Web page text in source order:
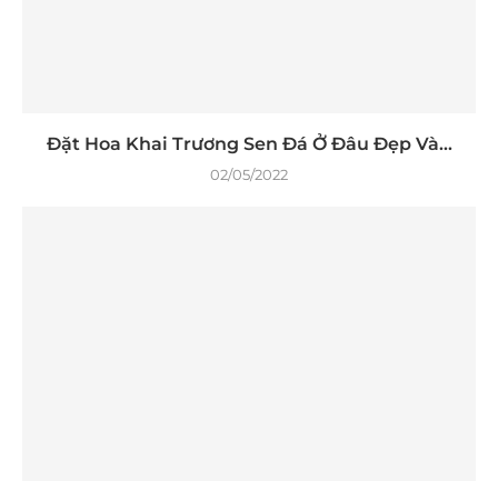
Đặt Hoa Khai Trương Sen Đá Ở Đâu Đẹp Và...
02/05/2022